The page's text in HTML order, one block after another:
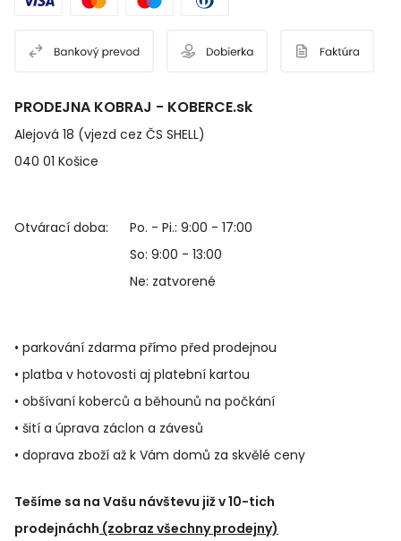
PRODEJNA KOBRAJ - KOBERCE.sk
Alejová 18 (vjezd cez ČS SHELL)
040 01 Košice
Otvárací doba:
Po. - Pi.: 9:00 - 17:00
So: 9:00 - 13:00
Ne: zatvorené
• parkování zdarma přímo před prodejnou
• platba v hotovosti aj platební kartou
• obšívaní koberců a běhounů na počkání
• šití a úprava záclon a závesů
• doprava zboží až k Vám domů za skvělé ceny
Tešíme sa na Vašu návštevu již v 10-tich
prodejnáchh (zobraz všechny prodejny)